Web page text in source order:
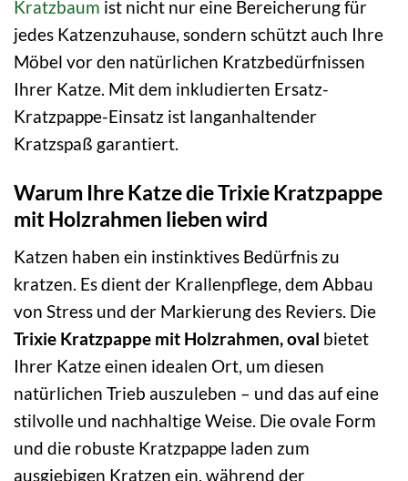
Kratzbaum ist nicht nur eine Bereicherung für
jedes Katzenzuhause, sondern schützt auch Ihre
Möbel vor den natürlichen Kratzbedürfnissen
Ihrer Katze. Mit dem inkludierten Ersatz-
Kratzpappe-Einsatz ist langanhaltender
Kratzspaß garantiert.
Warum Ihre Katze die Trixie Kratzpappe
mit Holzrahmen lieben wird
Katzen haben ein instinktives Bedürfnis zu
kratzen. Es dient der Krallenpflege, dem Abbau
von Stress und der Markierung des Reviers. Die
Trixie Kratzpappe mit Holzrahmen, oval bietet
Ihrer Katze einen idealen Ort, um diesen
natürlichen Trieb auszuleben – und das auf eine
stilvolle und nachhaltige Weise. Die ovale Form
und die robuste Kratzpappe laden zum
ausgiebigen Kratzen ein, während der